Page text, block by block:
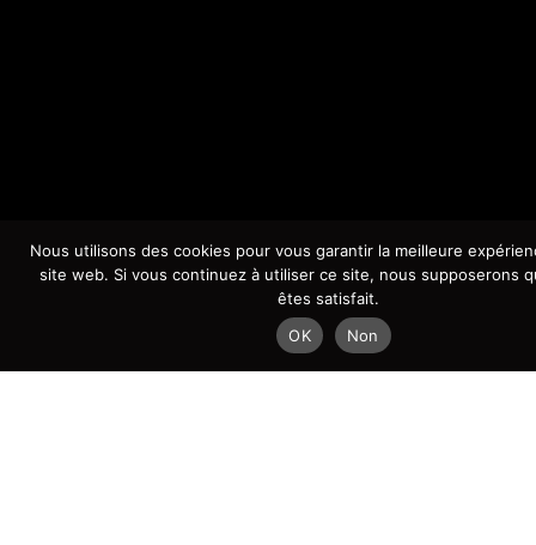
Nous utilisons des cookies pour vous garantir la meilleure
site web. Si vous continuez à utiliser ce site, nous supposerons
êtes satisfait.
OK
Non